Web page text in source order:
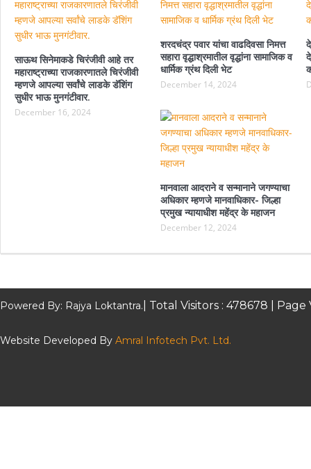
साऊथ सिनेमाकडे चिरंजीवी आहे तर
महाराष्ट्राच्या राजकारणातले चिरंजीवी
म्हणजे आपल्या सर्वांचे लाडके डॅशिंग
सुधीर भाऊ मुनगंटीवार.
December 16, 2024
शरदचंद्र पवार यांचा वाढदिवसा निमत्त
सहारा वृद्धाश्रमातील वृद्धांना सामाजिक व
धार्मिक ग्रंथ दिली भेट
December 14, 2024
मानवाला आदराने व सन्मानाने जगण्याचा
अधिकार म्हणजे मानवाधिकार- जिल्हा
प्रमुख न्यायाधीश महेंद्र के महाजन
December 12, 2024
Powered By: Rajya Loktantra. | Total Visitors : 478678 | Page
Website Developed By Amral Infotech Pvt. Ltd.